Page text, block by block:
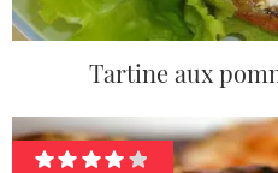
Tartine aux